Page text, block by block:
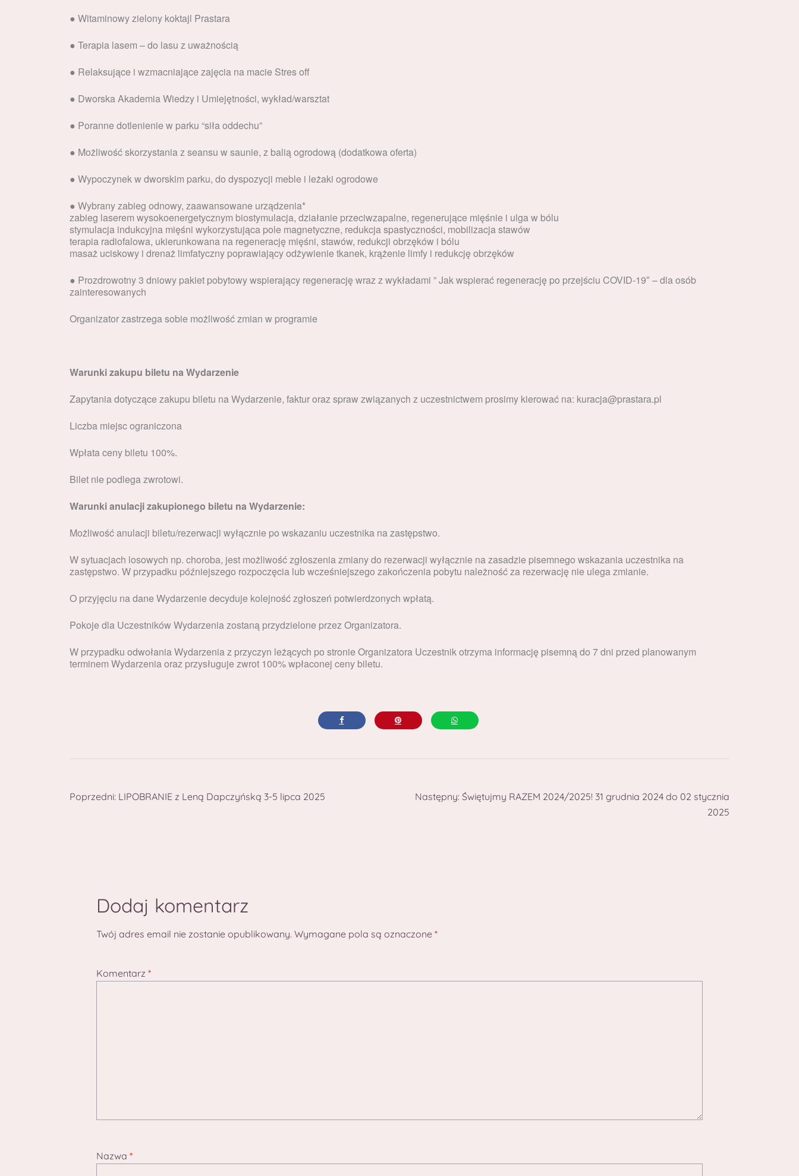
● Witaminowy zielony koktajl Prastara
● Terapia lasem – do lasu z uważnością
● Relaksujące i wzmacniające zajęcia na macie Stres off
● Dworska Akademia Wiedzy i Umiejętności, wykład/warsztat
● Poranne dotlenienie w parku “siła oddechu”
● Możliwość skorzystania z seansu w saunie, z balią ogrodową (dodatkowa oferta)
● Wypoczynek w dworskim parku, do dyspozycji meble i leżaki ogrodowe
● Wybrany zabieg odnowy, zaawansowane urządzenia*
zabieg laserem wysokoenergetycznym biostymulacja, działanie przeciwzapalne, regenerujące mięśnie i ulga w bólu
stymulacja indukcyjna mięśni wykorzystująca pole magnetyczne, redukcja spastyczności, mobilizacja stawów
terapia radiofalowa, ukierunkowana na regenerację mięśni, stawów, redukcji obrzęków i bólu
masaż uciskowy i drenaż limfatyczny poprawiający odżywienie tkanek, krążenie limfy i redukcję obrzęków
● Prozdrowotny 3 dniowy pakiet pobytowy wspierający regenerację wraz z wykładami ” Jak wspierać regenerację po przejściu COVID-19″ – dla osób
zainteresowanych
Organizator zastrzega sobie możliwość zmian w programie
Warunki zakupu biletu na Wydarzenie
Zapytania dotyczące zakupu biletu na Wydarzenie, faktur oraz spraw związanych z uczestnictwem prosimy kierować na: kuracja@prastara.pl
Liczba miejsc ograniczona
Wpłata ceny biletu 100%.
Bilet nie podlega zwrotowi.
Warunki anulacji zakupionego biletu na Wydarzenie:
Możliwość anulacji biletu/rezerwacji wyłącznie po wskazaniu uczestnika na zastępstwo.
W sytuacjach losowych np. choroba, jest możliwość zgłoszenia zmiany do rezerwacji wyłącznie na zasadzie pisemnego wskazania uczestnika na
zastępstwo. W przypadku późniejszego rozpoczęcia lub wcześniejszego zakończenia pobytu należność za rezerwację nie ulega zmianie.
O przyjęciu na dane Wydarzenie decyduje kolejność zgłoszeń potwierdzonych wpłatą.
Pokoje dla Uczestników Wydarzenia zostaną przydzielone przez Organizatora.
W przypadku odwołania Wydarzenia z przyczyn leżących po stronie Organizatora Uczestnik otrzyma informację pisemną do 7 dni przed planowanym
terminem Wydarzenia oraz przysługuje zwrot 100% wpłaconej ceny biletu.
Poprzedni: LIPOBRANIE z Leną Dapczyńską 3-5 lipca 2025 Następny: Świętujmy RAZEM 2024/2025! 31 grudnia 2024 do 02 stycznia
2025
Dodaj komentarz
Twój adres email nie zostanie opublikowany. Wymagane pola są oznaczone *
Komentarz *
Nazwa *